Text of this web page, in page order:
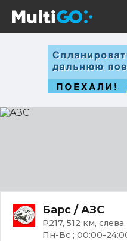
АЗС
Барс / АЗС
Р217, 512 км,
Пн-Вс ; 00:00-